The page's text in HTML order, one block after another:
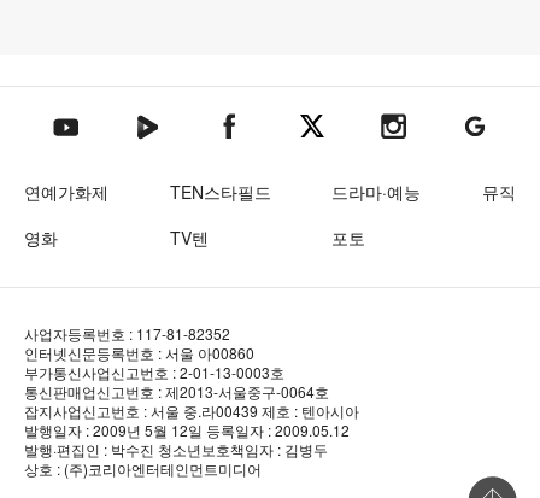
텐아시아 유튜브텐아시아 네이버TV텐아시아 페이스북텐아시아 엑스텐아시아 인스타그램
텐아시아
연예가화제 TEN스타필드 드라마·예능
뮤직
영화
TV텐 포토
사업자등록번호 : 117-81-82352
인터넷신문등록번호 : 서울 아00860
부가통신사업신고번호 : 2-01-13-0003호
통신판매업신고번호 : 제2013-서울중구-0064호
잡지사업신고번호 : 서울 중.라00439 제호 : 텐아시아
발행일자 : 2009년 5월 12일 등록일자 : 2009.05.12
발행·편집인 : 박수진 청소년보호책임자 : 김병두
상호 : (주)코리아엔터테인먼트미디어
상단 바로